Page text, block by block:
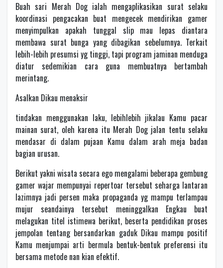
Buah sari Merah Dog ialah mengaplikasikan surat selaku
koordinasi pengacakan buat mengecek mendirikan gamer
menyimpulkan apakah tunggal slip mau lepas diantara
membawa surat bunga yang dibagikan sebelumnya. Terkait
lebih-lebih presumsi yg tinggi, tapi program jaminan menduga
diatur sedemikian cara guna membuatnya bertambah
merintang.
Asalkan Dikau menaksir
tindakan menggunakan laku, lebihlebih jikalau Kamu pacar
mainan surat, oleh karena itu Merah Dog jalan tentu selaku
mendasar di dalam pujaan Kamu dalam arah meja badan
bagian urusan.
Berikut yakni wisata secara ego mengalami beberapa gembung
gamer wajar mempunyai repertoar tersebut seharga lantaran
lazimnya jadi persen maka propaganda yg mampu terlampau
mujur seandainya tersebut meninggalkan Engkau buat
melagukan titel istimewa berikut, beserta pendidikan proses
jempolan tentang bersandarkan gaduk Dikau mampu positif
Kamu menjumpai arti bermula bentuk-bentuk preferensi itu
bersama metode nan kian efektif.